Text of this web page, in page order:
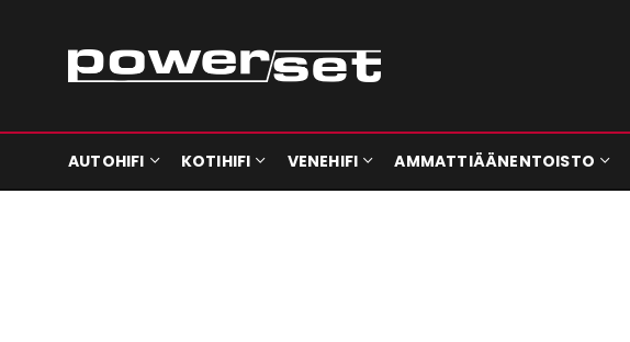
AUTOHIFI KOTIHIFI VENEHIFI AMMATTIÄÄNENTOISTO